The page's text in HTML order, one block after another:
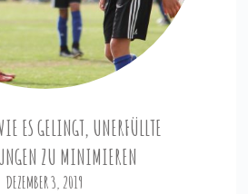
ES GELINGT, UNERFÜLLTE
ZU MINIMIEREN
DEZEMBER 3, 2019